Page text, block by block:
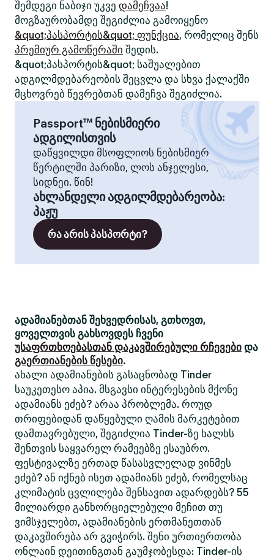
შემდეგი ნაბიჯი უკვე დამეჩვაა!
მოგზაურობამდე შეგიძლია გამოიყენო
&quot;პასპორტის&quot; ფუნქცია, რომელიც შენს
პრემიურ გამოწერაში შედის.
&quot;პასპორტის&quot; საშუალებით
ადგილმდებარეობის შეცვლა და სხვა ქალაქში
მცხოვრებ წევრებთან დამეჩვა შეგიძლია.
Passport™ ნებისმიერი
ადგილისთვის
დაწყვილდი მსოფლიოს ნებისმიერ
წერტილში პარიზი, ლოს ანჯელესი,
სიდნეი. წინ!
ახლანდელი ადგილმდებარეობა:
პაჟუ
რა არის პასპორტი?
ადამიანებთან შეხვედრისას, გთხოვთ,
ყოველთვის გახსოვდეს ჩვენი
უსაფრთხოებასთან დაკავშირებული რჩევები და
გაერთიანების წესები.
ახალი ადამიანების გასაცნობად Tinder
საუკეთესო აპია. მსგავსი ინტერესების მქონე
ადამიანს ეძებ? არაა პრობლემა. როუდ
თრიფებიდან დაწყებული ღამის მარკეტებით
დამთავრებული, შეგიძლია Tinder-ზე ხალხს
შენთვის საყვარელ რამეებზე ესაუბრო.
ფესტივალზე ერთად წასასვლელად ვინმეს
ეძებ? ან იქნებ ისეთ ადამიანს ეძებ, რომელსაც
კლიმატის ცვლილება შენსავით ადარდებს? 55
მილიარდი განხორციელებული მეჩით თუ
ვიმსჯელებთ, ადამიანების ერთმანეთთან
დაკავშირება არ გვიჭირს. შენი ურთიერთობა
ონლაინ დეითინგთან გაუმჯობესდა: Tinder-ის